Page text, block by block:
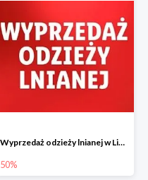
Wyprzedaż odzieży lnianej w Lidlu Online do -50%
50%